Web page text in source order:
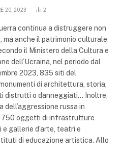
20, 2023 2
continua a distruggere non
ma anche il patrimonio culturale
il Ministero della Cultura e
dell’Ucraina, nel periodo dal
2023, 835 siti del
di architettura, storia,
distrutti o danneggiati… Inoltre,
dell’aggressione russa in
oggetti di infrastrutture
gallerie d’arte, teatri e
di educazione artistica. Allo